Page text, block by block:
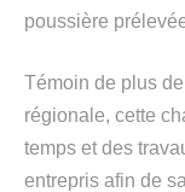
poussière
Témoin de plus
régionale, cette
temps et des
entrepris afin de